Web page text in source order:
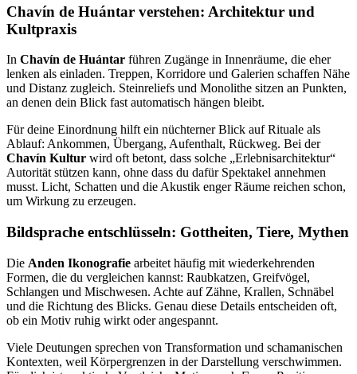
Chavín de Huántar verstehen: Architektur und
Kultpraxis
In Chavín de Huántar führen Zugänge in Innenräume, die eher
lenken als einladen. Treppen, Korridore und Galerien schaffen Nähe
und Distanz zugleich. Steinreliefs und Monolithe sitzen an Punkten,
an denen dein Blick fast automatisch hängen bleibt.
Für deine Einordnung hilft ein nüchterner Blick auf Rituale als
Ablauf: Ankommen, Übergang, Aufenthalt, Rückweg. Bei der
Chavín Kultur wird oft betont, dass solche „Erlebnisarchitektur“
Autorität stützen kann, ohne dass du dafür Spektakel annehmen
musst. Licht, Schatten und die Akustik enger Räume reichen schon,
um Wirkung zu erzeugen.
Bildsprache entschlüsseln: Gottheiten, Tiere, Mythen
Die Anden Ikonografie arbeitet häufig mit wiederkehrenden
Formen, die du vergleichen kannst: Raubkatzen, Greifvögel,
Schlangen und Mischwesen. Achte auf Zähne, Krallen, Schnäbel
und die Richtung des Blicks. Genau diese Details entscheiden oft,
ob ein Motiv ruhig wirkt oder angespannt.
Viele Deutungen sprechen von Transformation und schamanischen
Kontexten, weil Körpergrenzen in der Darstellung verschwimmen.